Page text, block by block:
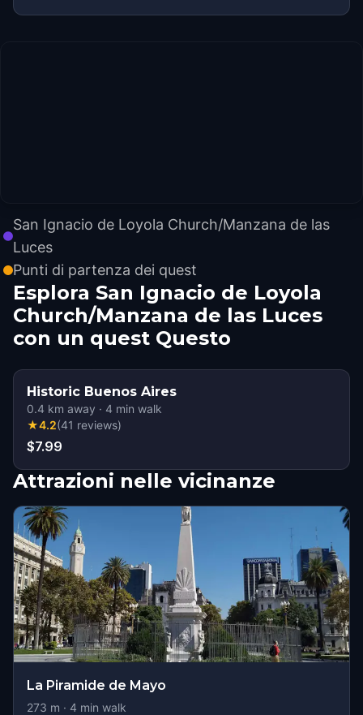
San Ignacio de Loyola Church/Manzana de las
Luces
Punti di partenza dei quest
Esplora San Ignacio de Loyola
Church/Manzana de las Luces
con un quest Questo
Historic Buenos Aires
0.4 km away · 4 min walk
★4.2(41 reviews)
$7.99
Attrazioni nelle vicinanze
La Piramide de Mayo
273 m · 4 min walk